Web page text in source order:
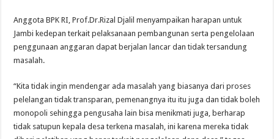
Anggota BPK RI, Prof.Dr.Rizal Djalil menyampaikan harapan untuk
Jambi kedepan terkait pelaksanaan pembangunan serta pengelolaan
penggunaan anggaran dapat berjalan lancar dan tidak tersandung
masalah.
“Kita tidak ingin mendengar ada masalah yang biasanya dari proses
pelelangan tidak transparan, pemenangnya itu itu juga dan tidak boleh
monopoli sehingga pengusaha lain bisa menikmati juga, berharap
tidak satupun kepala desa terkena masalah, ini karena mereka tidak